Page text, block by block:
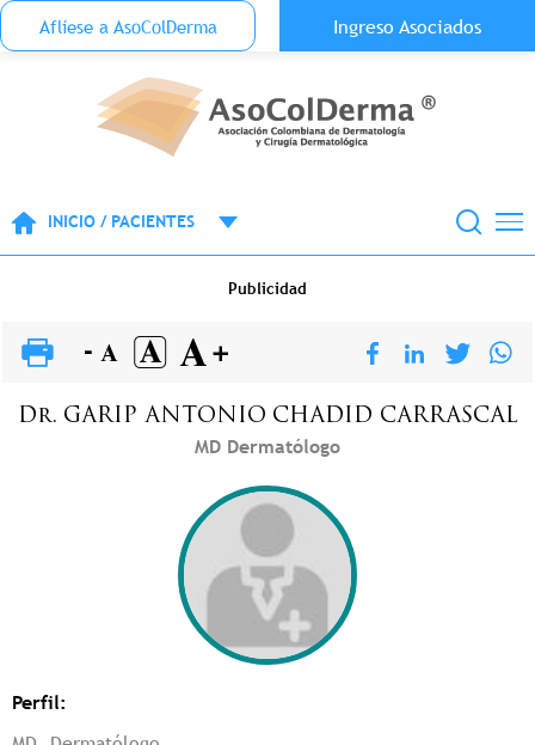
Pasar al contenido principal
Menu Top Anónimo
Aflíese a AsoColDerma Ingreso Asociados
INICIO / PACIENTES
Publicidad
Dr. GARIP ANTONIO CHADID CARRASCAL
MD Dermatólogo
Perfil: